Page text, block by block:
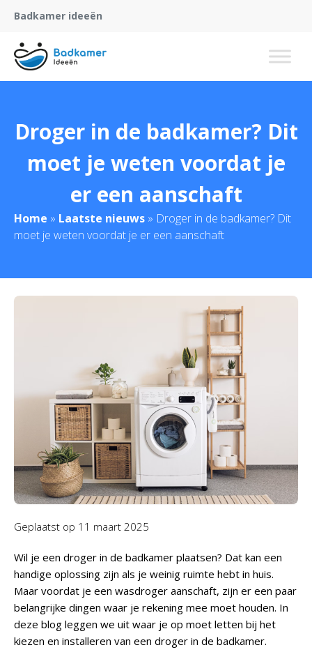
Badkamer ideeën
Droger in de badkamer? Dit
moet je weten voordat je
er een aanschaft
Home » Laatste nieuws » Droger in de badkamer? Dit
moet je weten voordat je er een aanschaft
Geplaatst op 11 maart 2025
Wil je een droger in de badkamer plaatsen? Dat kan een
handige oplossing zijn als je weinig ruimte hebt in huis.
Maar voordat je een wasdroger aanschaft, zijn er een paar
belangrijke dingen waar je rekening mee moet houden. In
deze blog leggen we uit waar je op moet letten bij het
kiezen en installeren van een droger in de badkamer.